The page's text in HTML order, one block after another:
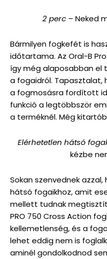
2 perc– Neked
Bármilyen fogkefét is
időtartama. Az Oral-B
így még alaposabban el
a fogaidról. Tapasztalat,
a fogmosásra fordított
funkció a legtöbbször
a terméknél. Még
Elérhetetlen hátsó
kézbe
Sokan szenvednek
hátsó fogaikhoz, amit
mellett tudnak
PRO 750 Cross Action
kellemetlenség, és a
lehet eddig nem is
aminél gondolkodnod